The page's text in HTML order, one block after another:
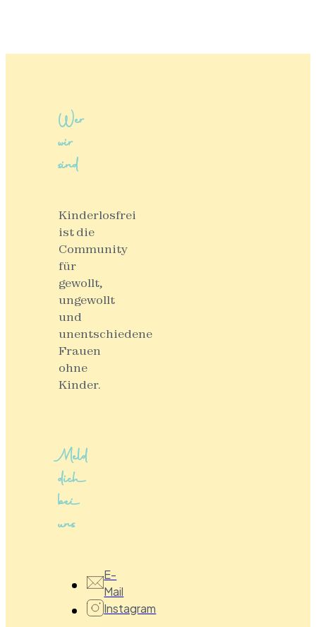
Wer
wir
sind
Kinderlosfrei
ist die
Community
für
gewollt,
ungewollt
und
unentschiedene
Frauen
ohne
Kinder.
Meld
dich
bei
uns
E-
Mail
Instagram